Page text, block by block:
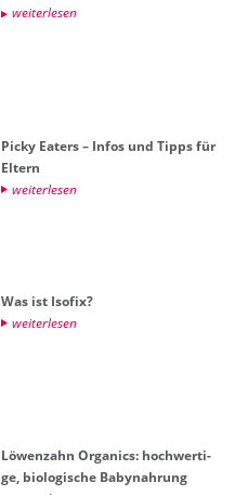
wei­ter­le­sen
Picky Ea­ters – Infos und Tipps für
El­tern
wei­ter­le­sen
Was ist Iso­fix?
wei­ter­le­sen
Lö­wen­zahn Or­ga­nics: hoch­wer­ti­
ge, bio­lo­gi­sche Ba­by­nah­rung